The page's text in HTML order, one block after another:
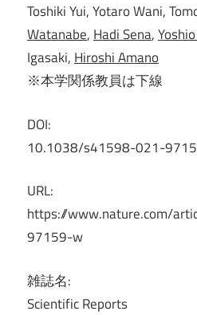
Toshiki Yui, Yotaro Wani,
Watanabe,Hadi Sena,
Igasaki,Hiroshi Amano
※本学関係教員は下線
DOI:
10.1038/s41598-021-
URL:
https://www.nature.com/
97159-w
雑誌名:
Scientific Reports